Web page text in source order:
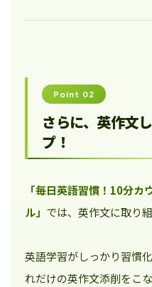
Point 02
さらに、英作文
プ！
「毎日英語習慣！10分カ
ル」 では、英作文に取り組
英語学習がしっかり習慣
れだけの英作文添削をこ